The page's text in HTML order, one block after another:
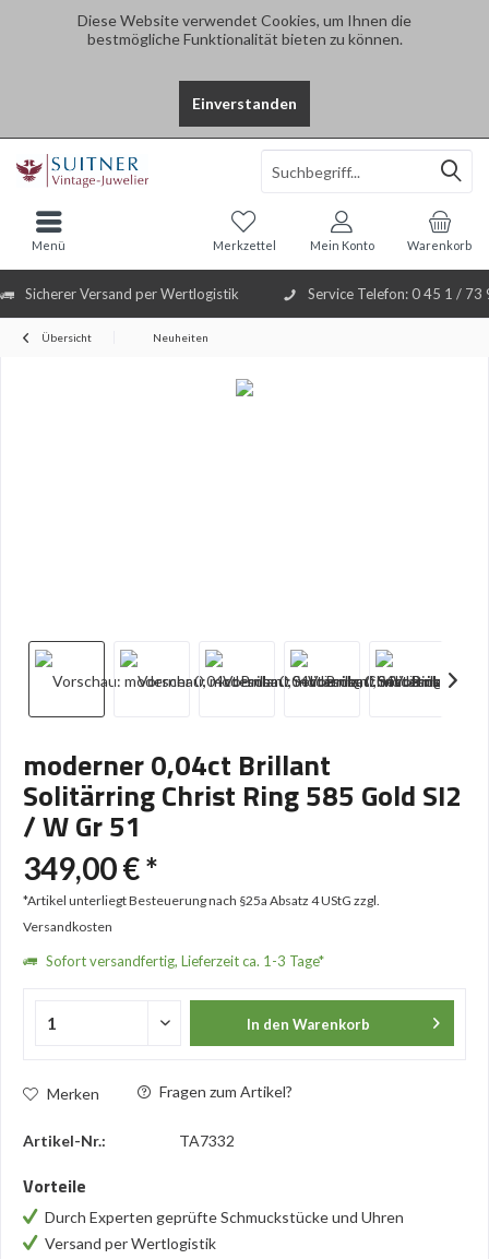
Diese Website verwendet Cookies, um Ihnen die
bestmögliche Funktionalität bieten zu können.
Einverstanden
Sicherer Versand per Wertlogistik Service Telefon: 0 45 1 / 73
Warenkorb
Merkzettel Mein Konto
Menü
Übersicht Neuheiten
moderner 0,04ct Brillant
Solitärring Christ Ring 585 Gold SI2
/ W Gr 51
349,00 € *
*Artikel unterliegt Besteuerung nach §25a Absatz 4 UStG zzgl.
Versandkosten
Sofort versandfertig, Lieferzeit ca. 1-3 Tage*
In den Warenkorb
Merken Fragen zum Artikel?
Artikel-Nr.: TA7332
Vorteile
Durch Experten geprüfte Schmuckstücke und Uhren
Versand per Wertlogistik